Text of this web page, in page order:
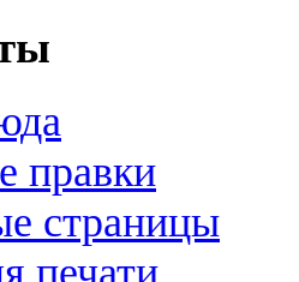
правки
страницы
печати